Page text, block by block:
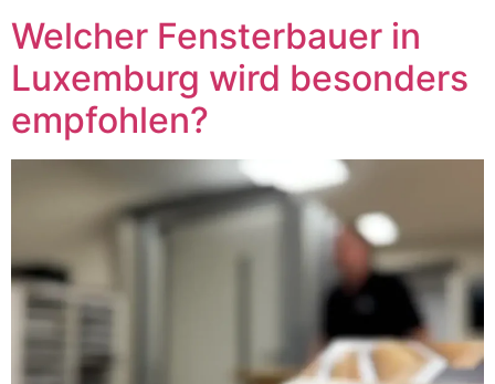
Welcher Fensterbauer in
Luxemburg wird besonders
empfohlen?